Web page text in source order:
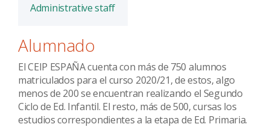
Administrative staff
Alumnado
El CEIP ESPAÑA cuenta con más de 750 alumnos
matriculados para el curso 2020/21, de estos, algo
menos de 200 se encuentran realizando el Segundo
Ciclo de Ed. Infantil. El resto, más de 500, cursas los
estudios correspondientes a la etapa de Ed. Primaria.